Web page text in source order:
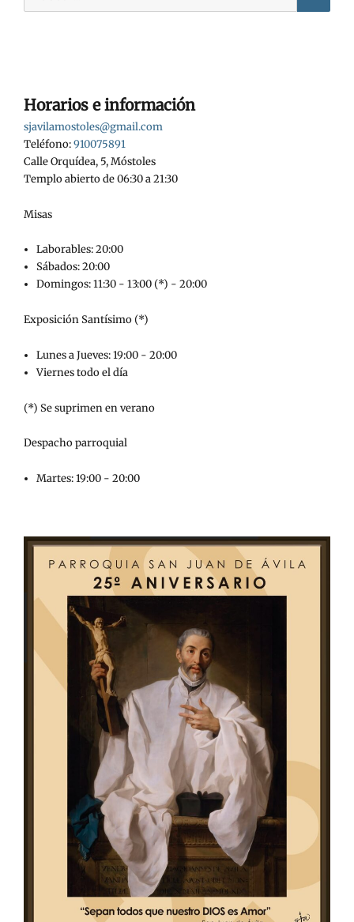
Horarios e información
sjavilamostoles@gmail.com
Teléfono:910075891
Calle Orquídea, 5, Móstoles
Templo abierto de 06:30 a 21:30
Misas
Laborables: 20:00
Sábados: 20:00
Domingos: 11:30 - 13:00 (*) - 20:00
Exposición Santísimo (*)
Lunes a Jueves: 19:00 - 20:00
Viernes todo el día
(*) Se suprimen en verano
Despacho parroquial
Martes: 19:00 - 20:00